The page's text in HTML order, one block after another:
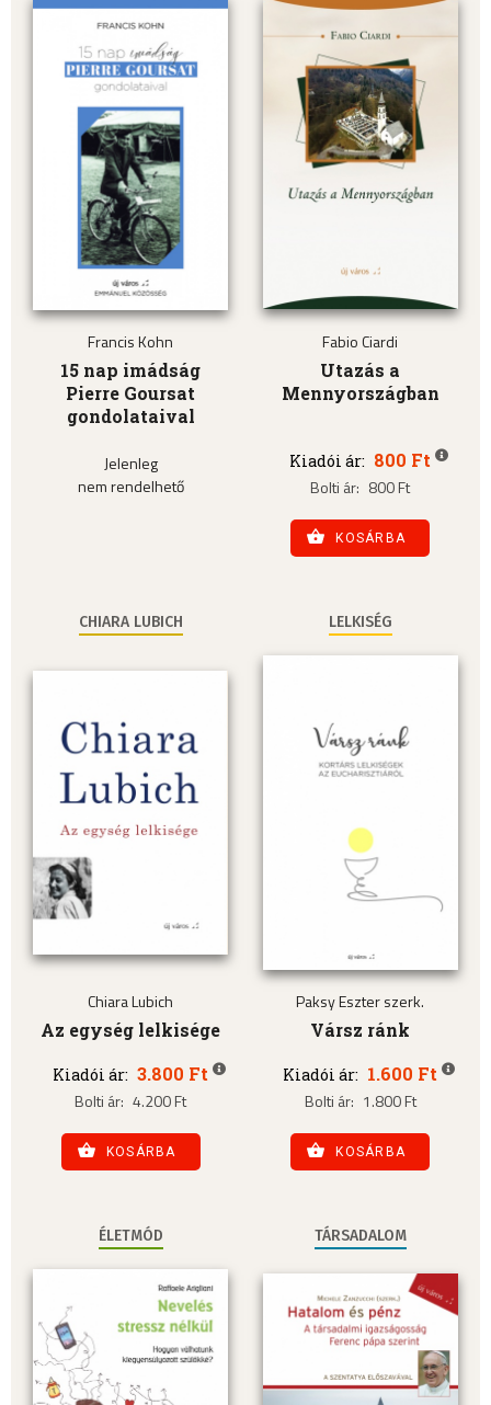
Francis Kohn
15 nap imádság
Pierre Goursat
gondolataival
Jelenleg
nem rendelhető
Fabio Ciardi
Utazás a
Mennyországban
Kiadói ár: 800 Ft
Bolti ár: 800 Ft
KOSÁRBA
CHIARA LUBICH
Chiara Lubich
Az egység lelkisége
Kiadói ár: 3.800 Ft
Bolti ár: 4.200 Ft
KOSÁRBA
LELKISÉG
Paksy Eszter szerk.
Vársz ránk
Kiadói ár: 1.600 Ft
Bolti ár: 1.800 Ft
KOSÁRBA
ÉLETMÓD TÁRSADALOM